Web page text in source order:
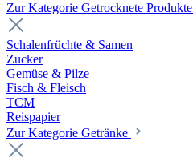
Zur Kategorie Getrocknete Produkte
Schalenfrüchte & Samen
Zucker
Gemüse & Pilze
Fisch & Fleisch
TCM
Reispapier
Zur Kategorie Getränke